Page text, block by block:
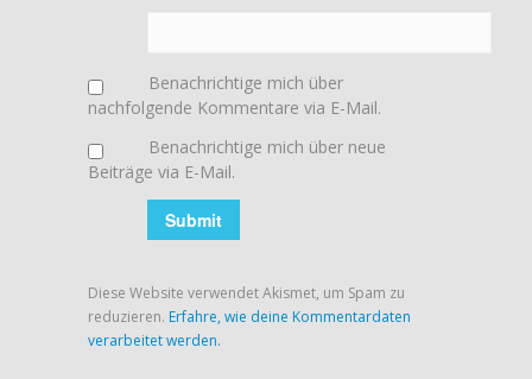
Benachrichtige mich über
nachfolgende Kommentare via E-Mail.
Benachrichtige mich über neue
Beiträge via E-Mail.
Diese Website verwendet Akismet, um Spam zu
reduzieren. Erfahre, wie deine Kommentardaten
verarbeitet werden.